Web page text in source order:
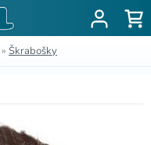
» Škrabošky